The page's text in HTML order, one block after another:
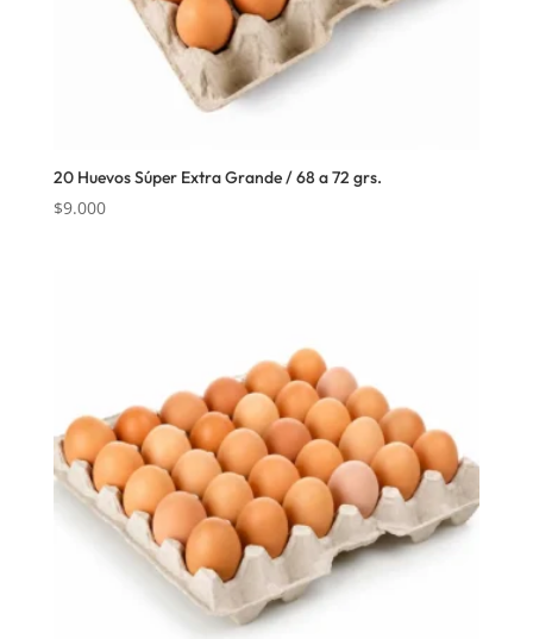
20 Huevos Súper Extra Grande / 68 a 72 grs.
$9.000